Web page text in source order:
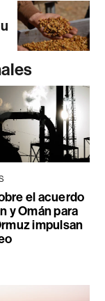
el acuerdo
y Omán para
impulsan